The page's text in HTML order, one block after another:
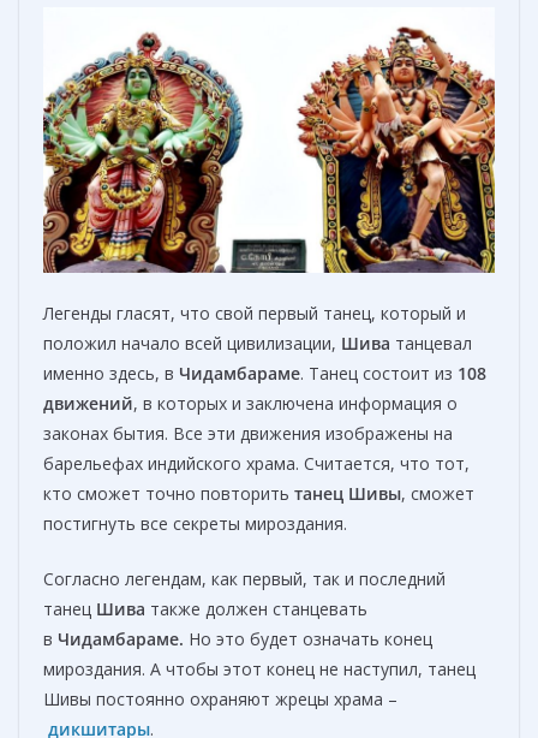
Легенды гласят, что свой первый танец, который и
положил начало всей цивилизации, Шива танцевал
именно здесь, в Чидамбараме. Танец состоит из 108
движений, в которых и заключена информация о
законах бытия. Все эти движения изображены на
барельефах индийского храма. Считается, что тот,
кто сможет точно повторить танец Шивы, сможет
постигнуть все секреты мироздания.
Согласно легендам, как первый, так и последний
танец Шива также должен станцевать
в Чидамбараме. Но это будет означать конец
мироздания. А чтобы этот конец не наступил, танец
Шивы постоянно охраняют жрецы храма –
дикшитары.